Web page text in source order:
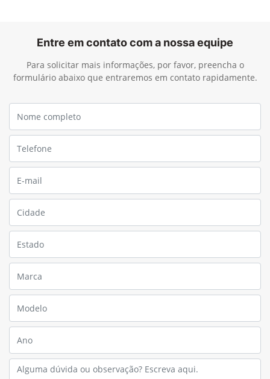
Entre em contato com a nossa equipe
Para solicitar mais informações, por favor, preencha o
formulário abaixo que entraremos em contato rapidamente.